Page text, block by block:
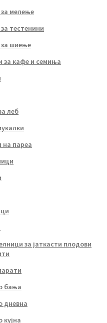
мелење
тестенини
шиење
за кафе и семиња
леб
на пареа
за јаткасти плодови
бања
дневна
кујна